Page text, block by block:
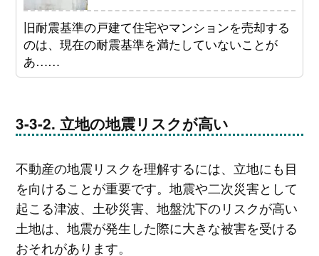
旧耐震基準の戸建て住宅やマンションを売却する
のは、現在の耐震基準を満たしていないことが
あ……
立地の地震リスクが高い
不動産の地震リスクを理解するには、立地にも目
を向けることが重要です。地震や二次災害として
起こる津波、土砂災害、地盤沈下のリスクが高い
土地は、地震が発生した際に大きな被害を受ける
おそれがあります。